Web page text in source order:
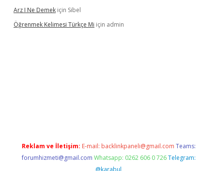
Arz I Ne Demek için Sibel
Öğrenmek Kelimesi Türkçe Mi için admin
Reklam ve İletişim: E-mail: backlinkpaneli@gmail.com Teams:
forumhizmeti@gmail.com Whatsapp: 0262 606 0 726 Telegram:
@karabul